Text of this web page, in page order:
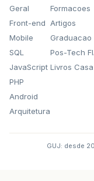
Geral
Front-end
Mobile
SQL
JavaScript
PHP
Android
Arquitetura
Formacoes
Artigos
Graduacao
Pos-Tech
Livros
GUJ: desde